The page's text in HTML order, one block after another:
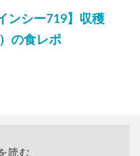
ンシー719】収穫
の食レポ
読む